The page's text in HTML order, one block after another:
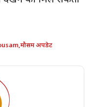
,मौसम अपडेट